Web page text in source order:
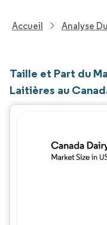
Accueil Analyse
Taille et Part du
Laitières au